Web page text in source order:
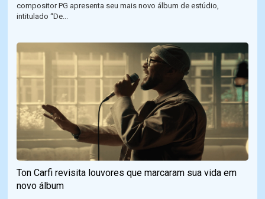
compositor PG apresenta seu mais novo álbum de estúdio,
intitulado “De...
Ton Carfi revisita louvores que marcaram sua vida em
novo álbum